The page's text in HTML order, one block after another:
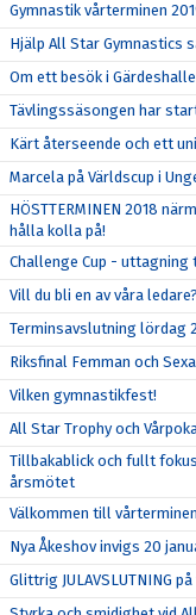
Gymnastik vårterminen
Hjälp All Star Gymnastics
Om ett besök i
Tävlingssäsongen har
Kärt återseende och ett
Marcela på Världscup i
HÖSTTERMINEN 2018
hålla kolla på!
Challenge Cup -
Vill du bli en av våra ledare?
Terminsavslutning lördag
Riksfinal Femman och
Vilken gymnastikfest!
All Star Trophy och
Tillbakablick och fullt
årsmötet
Välkommen till
Nya Åkeshov invigs 20
Glittrig JULAVSLUTNING